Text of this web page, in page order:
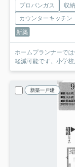
プロパンガス 収
カウンターキッチン
新築
ホームプランナーで
軽減可能です。小学
新築一戸建